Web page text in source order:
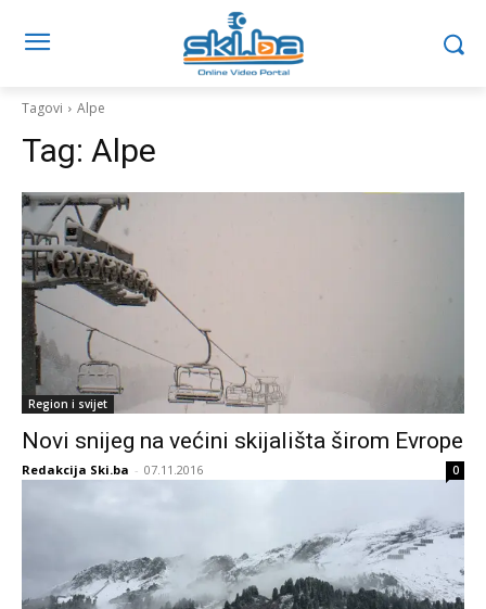
Tagovi Alpe
Tag: Alpe
Region i svijet
Novi snijeg na većini skijališta širom Evrope
Redakcija Ski.ba - 07.11.2016 0